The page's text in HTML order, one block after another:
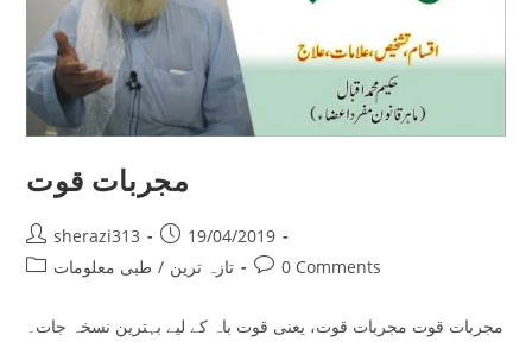
مجربات قوت
Post
author:
sherazi313
Post
published:
19/04/2019
Post
تازہ ترین / طبی معلومات
Post0 Comments
مجربات قوت مجربات قوت، یعنی قوت باہ کے لیے بہترین نسخہ جات۔